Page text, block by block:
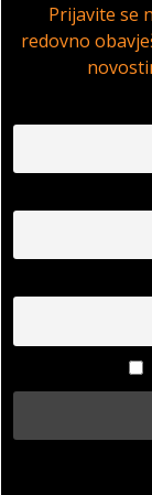
Prijavite se
redovno